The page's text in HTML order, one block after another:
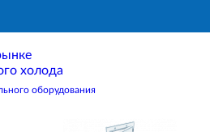
холода
оборудования